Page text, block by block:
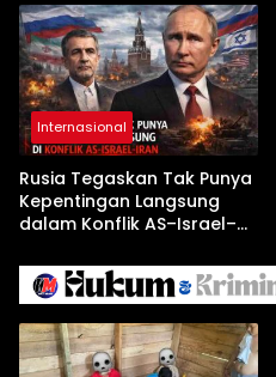
Jelang Kunjungan Beijing
Internasional
Rusia Tegaskan Tak Punya
Kepentingan Langsung
dalam Konflik AS–Israel–